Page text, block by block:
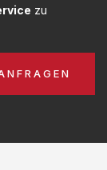
zu